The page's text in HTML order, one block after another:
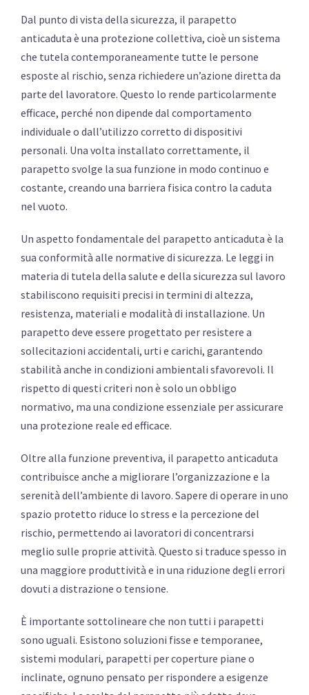
Dal punto di vista della sicurezza, il parapetto
anticaduta è una protezione collettiva, cioè un sistema
che tutela contemporaneamente tutte le persone
esposte al rischio, senza richiedere un’azione diretta da
parte del lavoratore. Questo lo rende particolarmente
efficace, perché non dipende dal comportamento
individuale o dall’utilizzo corretto di dispositivi
personali. Una volta installato correttamente, il
parapetto svolge la sua funzione in modo continuo e
costante, creando una barriera fisica contro la caduta
nel vuoto.
Un aspetto fondamentale del parapetto anticaduta è la
sua conformità alle normative di sicurezza. Le leggi in
materia di tutela della salute e della sicurezza sul lavoro
stabiliscono requisiti precisi in termini di altezza,
resistenza, materiali e modalità di installazione. Un
parapetto deve essere progettato per resistere a
sollecitazioni accidentali, urti e carichi, garantendo
stabilità anche in condizioni ambientali sfavorevoli. Il
rispetto di questi criteri non è solo un obbligo
normativo, ma una condizione essenziale per assicurare
una protezione reale ed efficace.
Oltre alla funzione preventiva, il parapetto anticaduta
contribuisce anche a migliorare l’organizzazione e la
serenità dell’ambiente di lavoro. Sapere di operare in uno
spazio protetto riduce lo stress e la percezione del
rischio, permettendo ai lavoratori di concentrarsi
meglio sulle proprie attività. Questo si traduce spesso in
una maggiore produttività e in una riduzione degli errori
dovuti a distrazione o tensione.
È importante sottolineare che non tutti i parapetti
sono uguali. Esistono soluzioni fisse e temporanee,
sistemi modulari, parapetti per coperture piane o
inclinate, ognuno pensato per rispondere a esigenze